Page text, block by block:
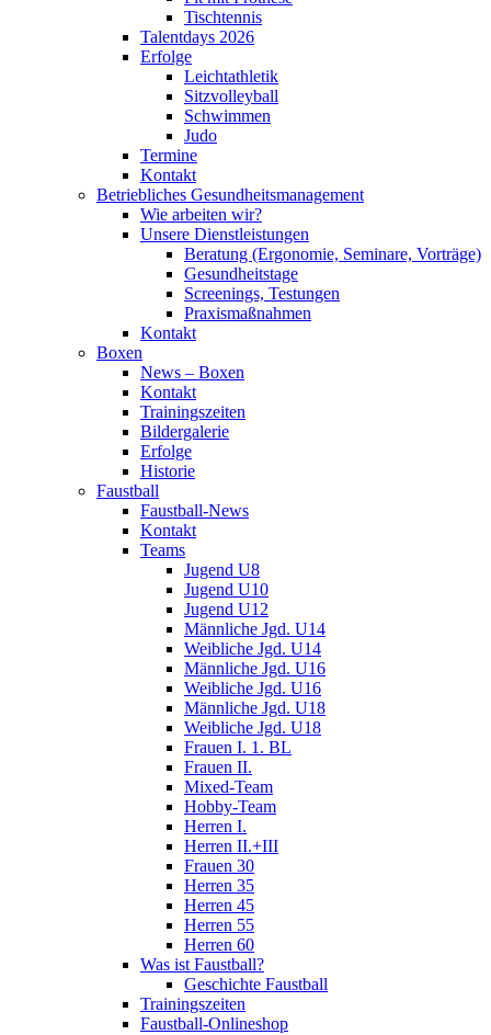
Tischtennis
Talentdays 2026
Erfolge
Leichtathletik
Sitzvolleyball
Schwimmen
Judo
Termine
Kontakt
Betriebliches Gesundheits­management
Wie arbeiten wir?
Unsere Dienstleistungen
Beratung (Ergonomie, Seminare, Vorträge)
Gesundheitstage
Screenings, Testungen
Praxismaßnahmen
Kontakt
Boxen
News – Boxen
Kontakt
Trainingszeiten
Bildergalerie
Erfolge
Historie
Faustball
Faustball-News
Kontakt
Teams
Jugend U8
Jugend U10
Jugend U12
Männliche Jgd. U14
Weibliche Jgd. U14
Männliche Jgd. U16
Weibliche Jgd. U16
Männliche Jgd. U18
Weibliche Jgd. U18
Frauen I. 1. BL
Frauen II.
Mixed-Team
Hobby-Team
Herren I.
Herren II.+III
Frauen 30
Herren 35
Herren 45
Herren 55
Herren 60
Was ist Faustball?
Geschichte Faustball
Trainingszeiten
Faustball-Onlineshop